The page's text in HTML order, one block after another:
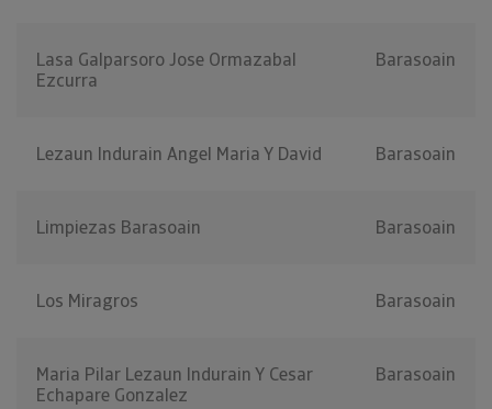
Lasa Galparsoro Jose Ormazabal
Ezcurra
Barasoain
Lezaun Indurain Angel Maria Y David Barasoain
Limpiezas Barasoain Barasoain
Los Miragros Barasoain
Maria Pilar Lezaun Indurain Y Cesar
Echapare Gonzalez
Barasoain